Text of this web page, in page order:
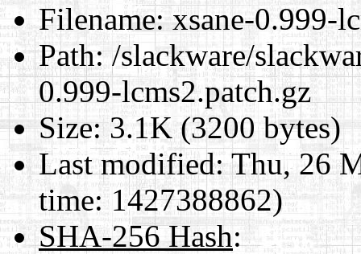
Filename:xsane-0.999-
Path:/slackware/
0.999-lcms2.patch.gz
Size:3.1K (3200 bytes)
Last modified:Thu, 26
time: 1427388862)
SHA-256 Hash: